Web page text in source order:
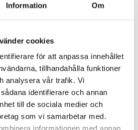
Information Om
cookies
för att anpassa innehållet
tillhandahålla funktioner
analysera vår trafik. Vi
identifierare och annan
till de sociala medier och
som vi samarbetar med.